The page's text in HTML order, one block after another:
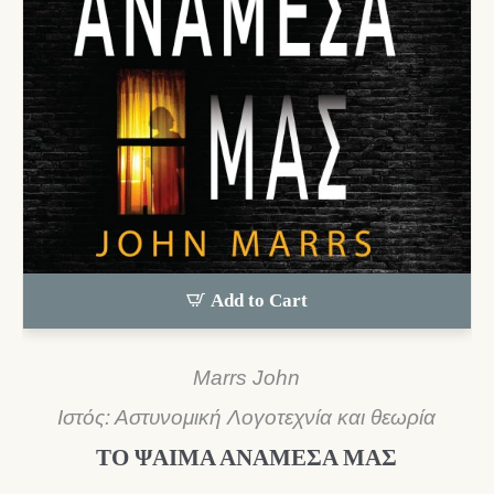
Add to Cart
Marrs John
Ιστός: Αστυνομική Λογοτεχνία και θεωρία
ΤΟ ΨΑΙΜΑ ΑΝΑΜΕΣΑ ΜΑΣ